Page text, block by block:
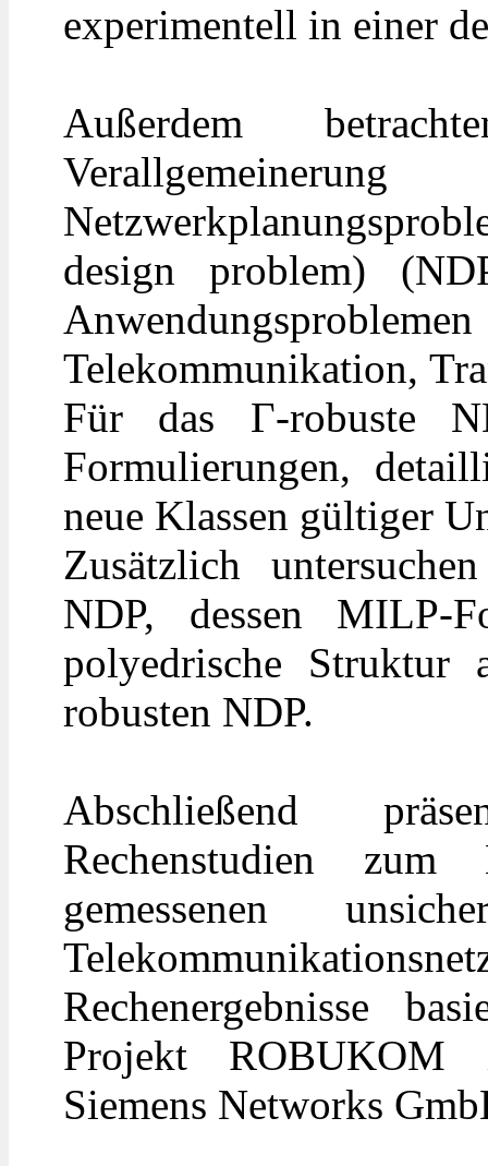
experimentell in einer
Außerdem
design problem)
Telekommunikation,
Für das Γ-robuste
Formulierungen,
neue Klassen gültiger
Zusätzlich
NDP, dessen MILP-
polyedrische Struktur
robusten NDP.
Abschließend
Rechenstudien
gemessenen
Rechenergebnisse
Projekt
Siemens Networks